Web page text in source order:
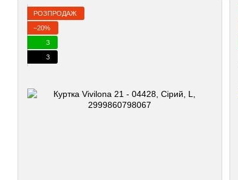
РОЗПРОДАЖ
−20%
3
3